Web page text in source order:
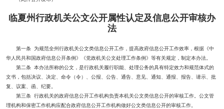
临夏州行政机关公文公开属性认定及信息公开审核办
法
第一条 为规范全州行政机关公文类信息公开工作，提高政府信息公开工作效率，根据《中
华人民共和国政府信息公开条例》《党政机关公文处理工作条例》等有关规定，制定本办法。
第二条 本办法所称的公文，是行政机关履行职能、处理公务的具有特定效力和规范体式的
文书，包括决议、决定、命令（令）、公报、公告、通告、意见、通知、通报、报告、请示、批
复、议案、函、纪要。
第三条 行政机关的政府信息公开工作机构负责本机关公文类信息公开的审核工作。公文管
理机构和保密工作机构应配合政府信息公开工作机构做好公文类信息公开的审核工作。